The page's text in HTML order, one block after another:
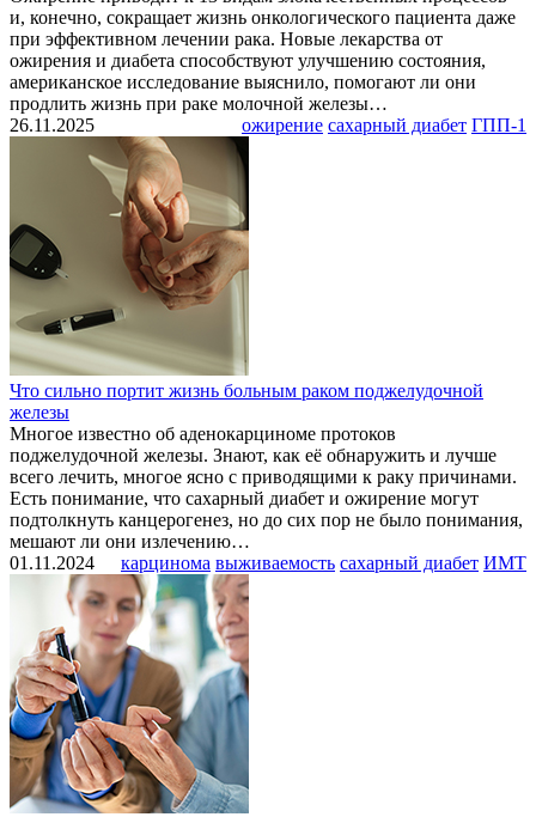
и, конечно, сокращает жизнь онкологического пациента даже
при эффективном лечении рака. Новые лекарства от
ожирения и диабета способствуют улучшению состояния,
американское исследование выяснило, помогают ли они
продлить жизнь при раке молочной железы…
ожирение сахарный диабет ГПП-1
26.11.2025
Что сильно портит жизнь больным раком поджелудочной
железы
Многое известно об аденокарциноме протоков
поджелудочной железы. Знают, как её обнаружить и лучше
всего лечить, многое ясно с приводящими к раку причинами.
Есть понимание, что сахарный диабет и ожирение могут
подтолкнуть канцерогенез, но до сих пор не было понимания,
мешают ли они излечению…
карцинома выживаемость сахарный диабет ИМТ
01.11.2024